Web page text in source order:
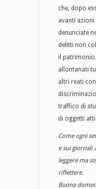
che, dopo
avanti
denunciate
delitti non
il
allontanati
altri reati
traffico di
di oggetti
Come ogni
e sui giornali
leggere ma
riflettere.
Buona